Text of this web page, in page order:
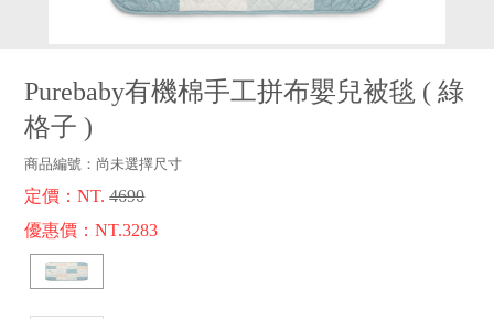
客服專區
Purebaby有機棉手工拼布嬰兒被毯 (綠
格子 )
商品編號： 尚未選擇尺寸
定價：NT.4690
優惠價：NT.3283